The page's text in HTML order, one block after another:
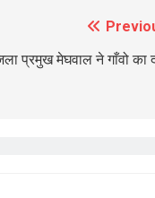
प्रमुख मेघवाल ने गाँवो का